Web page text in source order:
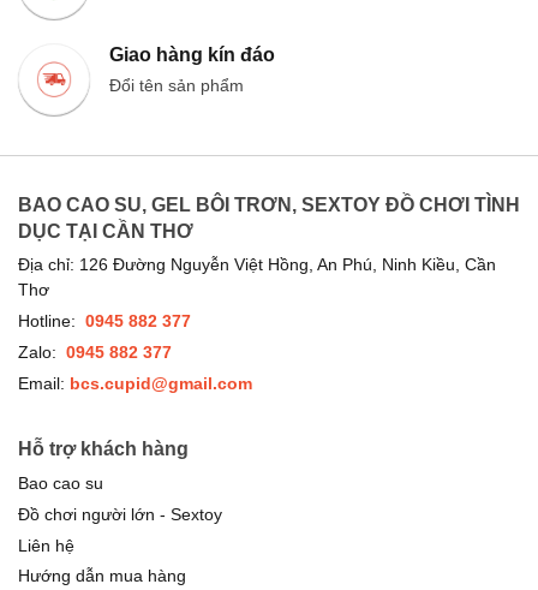
Giao hàng kín đáo
Đổi tên sản phẩm
BAO CAO SU, GEL BÔI TRƠN, SEXTOY ĐỒ CHƠI TÌNH
DỤC TẠI CẦN THƠ
Địa chỉ: 126 Đường Nguyễn Việt Hồng, An Phú, Ninh Kiều, Cần
Thơ
Hotline: 0945 882 377
Zalo: 0945 882 377
Email: bcs.cupid@gmail.com
Hỗ trợ khách hàng
Bao cao su
Đồ chơi người lớn - Sextoy
Liên hệ
Hướng dẫn mua hàng